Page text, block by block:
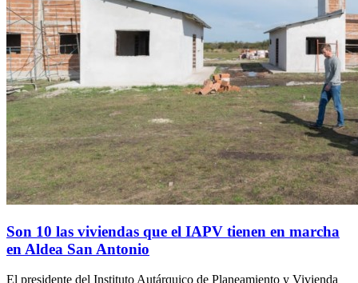
Son 10 las viviendas que el IAPV tienen en marcha
en Aldea San Antonio
El presidente del Instituto Autárquico de Planeamiento y Vivienda